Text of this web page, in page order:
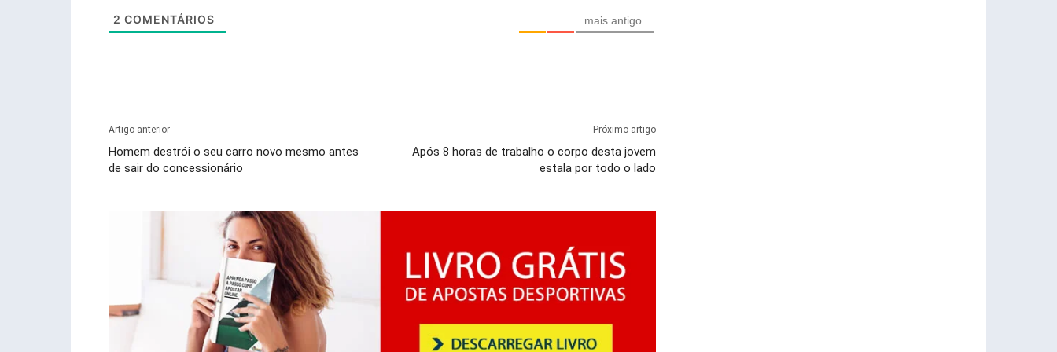
2 COMENTÁRIOS mais antigo
Artigo anterior
Homem destrói o seu carro novo mesmo antes
de sair do concessionário
Próximo artigo
Após 8 horas de trabalho o corpo desta jovem
estala por todo o lado